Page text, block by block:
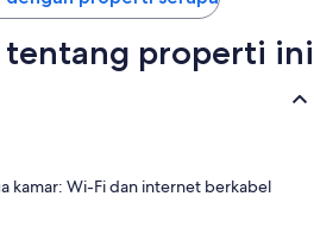
tentang properti ini
kamar: Wi-Fi dan internet berkabel